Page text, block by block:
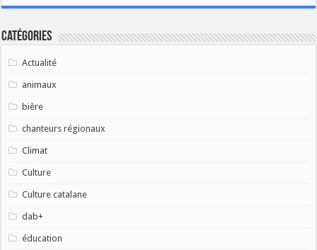
Catégories
Actualité
animaux
bière
chanteurs régionaux
Climat
Culture
Culture catalane
dab+
éducation